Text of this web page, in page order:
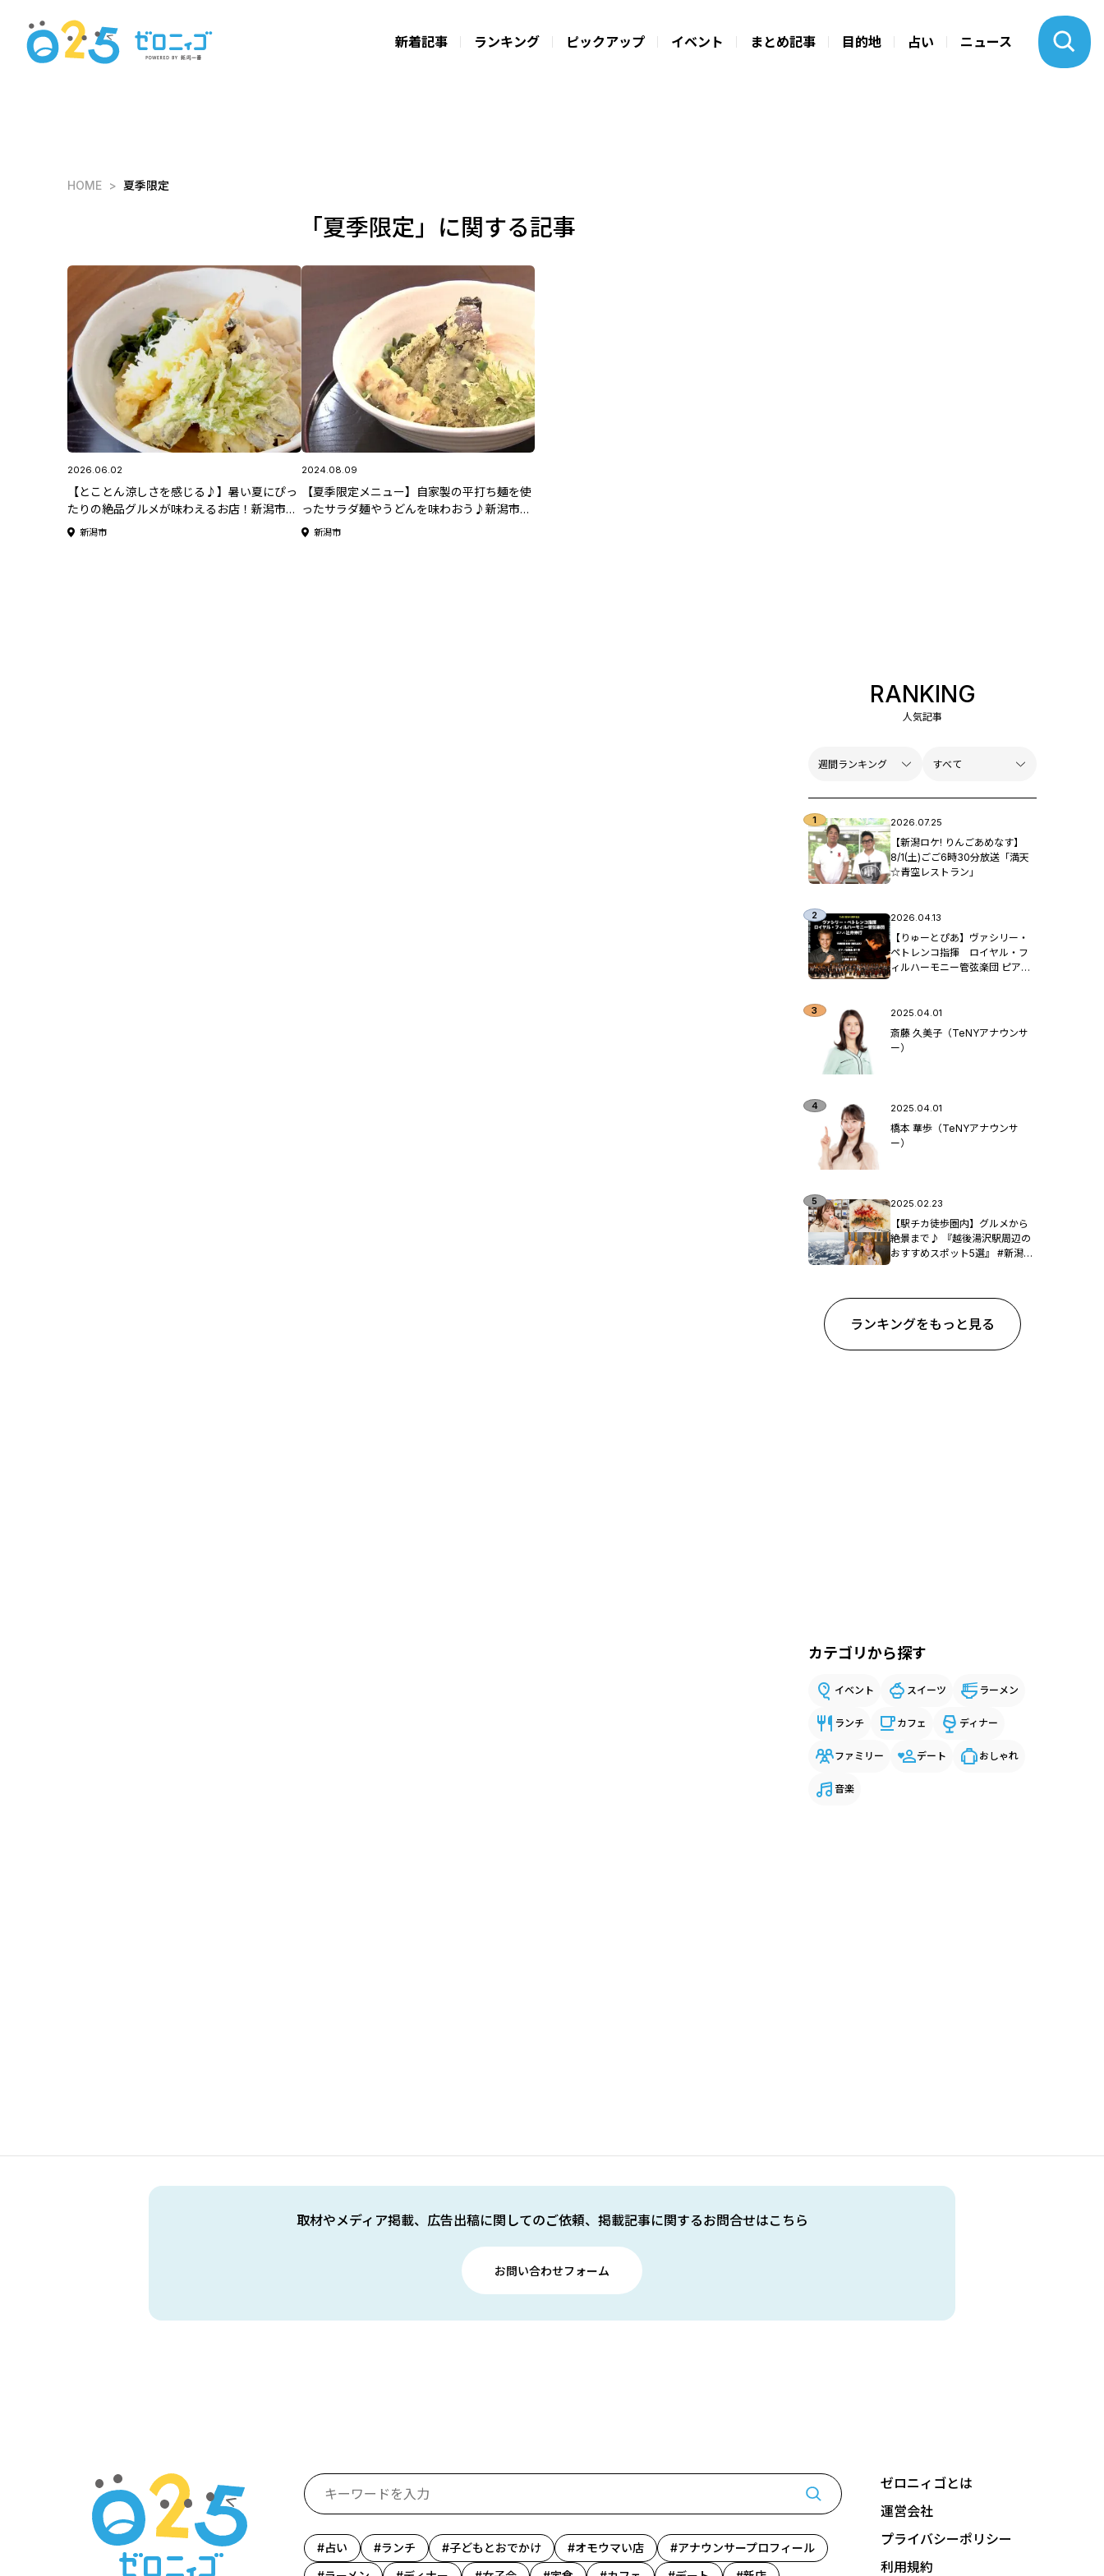
新着記事 ランキング ピックアップ イベント まとめ記事 目的地 占い ニュース
HOME 夏季限定
「夏季限定」に関する記事
2026.06.02
【とことん涼しさを感じる♪】暑い夏にぴっ
たりの絶品グルメが味わえるお店！新潟市江
南区「ひら麺と珈琲 Ojigo(オジゴ)」【新潟
新潟市
2024.08.09
【夏季限定メニュー】自家製の平打ち麺を使
ったサラダ麺やうどんを味わおう♪新潟市江
南区「ひら麺と珈琲 Ojigo(オジゴ)」
新潟市
RANKING
人気記事
2026.07.25
【新潟ロケ! りんごあめなす】
8/1(土)ごご6時30分放送「満天
☆青空レストラン」
2026.04.13
【りゅーとぴあ】ヴァシリー・
ペトレンコ指揮 ロイヤル・フ
ィルハーモニー管弦楽団 ピア
2025.04.01
斎藤 久美子（TeNYアナウンサ
ー）
2025.04.01
橋本 華歩（TeNYアナウンサ
ー）
2025.02.23
【駅チカ徒歩圏内】グルメから
絶景まで♪ 『越後湯沢駅周辺の
おすすめスポット5選』 #新潟観
ランキングをもっと見る
カテゴリから探す
イベント スイーツ ラーメン
ランチ カフェ ディナー
ファミリー デート おしゃれ
音楽
取材やメディア掲載、広告出稿に関してのご依頼、掲載記事に関するお問合せはこちら
お問い合わせフォーム
占い ランチ 子どもとおでかけ オモウマい店
アナウンサープロフィール
ゼロニィゴとは
運営会社
プライバシーポリシー
利用規約